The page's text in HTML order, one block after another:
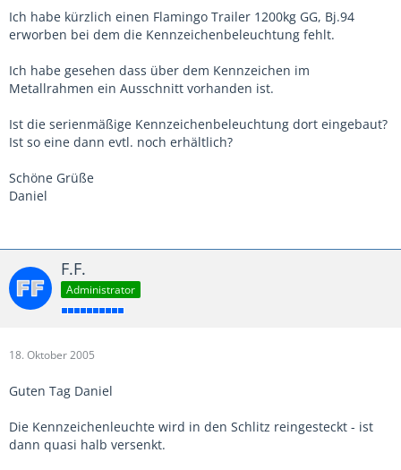
Ich habe kürzlich einen Flamingo Trailer 1200kg GG, Bj.94
erworben bei dem die Kennzeichenbeleuchtung fehlt.
Ich habe gesehen dass über dem Kennzeichen im
Metallrahmen ein Ausschnitt vorhanden ist.
Ist die serienmäßige Kennzeichenbeleuchtung dort eingebaut?
Ist so eine dann evtl. noch erhältlich?
Schöne Grüße
Daniel
F.F.
Administrator
18. Oktober 2005
Guten Tag Daniel
Die Kennzeichenleuchte wird in den Schlitz reingesteckt - ist
dann quasi halb versenkt.